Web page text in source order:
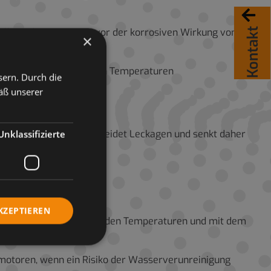
Kontakt
und Legierungen vor der korrosiven Wirkung von
bei niedrigen Temperaturen
sind. Es vermeidet Leckagen und senkt daher
die bei stark variierenden Temperaturen und mit dem
wenn ein Risiko der Wasserverunreinigung
×
Durch die
unserer